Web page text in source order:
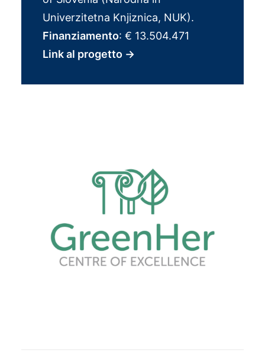
Univerzitetna Knjiznica, NUK).
Finanziamento: € 13.504.471
Link al progetto →